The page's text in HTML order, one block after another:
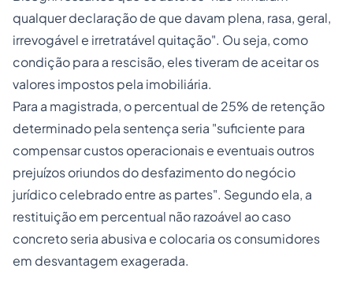
qualquer declaração de que davam plena, rasa, geral,
irrevogável e irretratável quitação". Ou seja, como
condição para a rescisão, eles tiveram de aceitar os
valores impostos pela imobiliária.
Para a magistrada, o percentual de 25% de retenção
determinado pela sentença seria "suficiente para
compensar custos operacionais e eventuais outros
prejuízos oriundos do desfazimento do negócio
jurídico celebrado entre as partes". Segundo ela, a
restituição em percentual não razoável ao caso
concreto seria abusiva e colocaria os consumidores
em desvantagem exagerada.